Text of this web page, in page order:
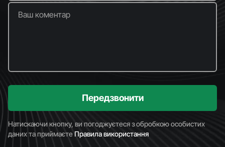
Ваш коментар
Передзвонити
Натискаючи кнопку, ви погоджуєтеся з обробкою особистих
даних та приймаєтеПравила використання